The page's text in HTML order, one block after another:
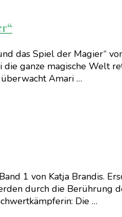
das Spiel der Magier“
ganze magische Welt
Amari …
1 von Katja Brandis.
durch die Berührung
Die …